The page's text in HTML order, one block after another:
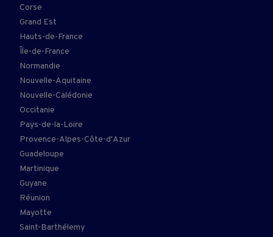
Corse
Grand Est
Hauts-de-France
Île-de-France
Normandie
Nouvelle-Aquitaine
Nouvelle-Calédonie
Occitanie
Pays-de-la-Loire
Provence-Alpes-Côte-d'Azur
Guadeloupe
Martinique
Guyane
Réunion
Mayotte
Saint-Barthélemy